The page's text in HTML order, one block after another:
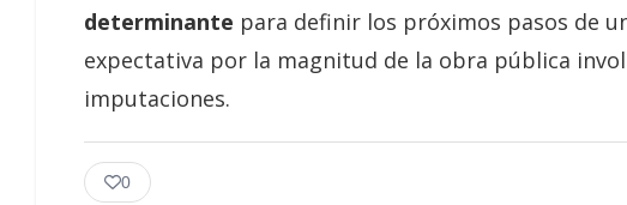
determinante para definir los próximos pasos de
expectativa por la magnitud de la obra pública
imputaciones.
0